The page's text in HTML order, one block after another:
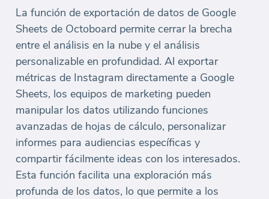
La función de exportación de datos de Google
Sheets de Octoboard permite cerrar la brecha
entre el análisis en la nube y el análisis
personalizable en profundidad. Al exportar
métricas de Instagram directamente a Google
Sheets, los equipos de marketing pueden
manipular los datos utilizando funciones
avanzadas de hojas de cálculo, personalizar
informes para audiencias específicas y
compartir fácilmente ideas con los interesados.
Esta función facilita una exploración más
profunda de los datos, lo que permite a los